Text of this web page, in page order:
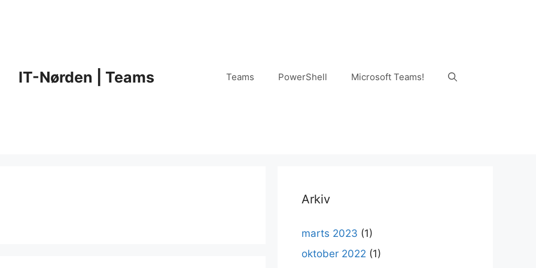
IT-Nørden | Teams Teams PowerShell Microsoft Teams!
Arkiv
marts 2023 (1)
oktober 2022 (1)